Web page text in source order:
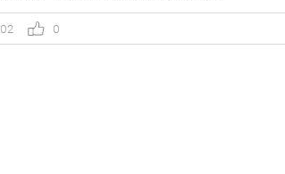
предложений и усиления бренда
аудитории. О клиенте Сервис
0